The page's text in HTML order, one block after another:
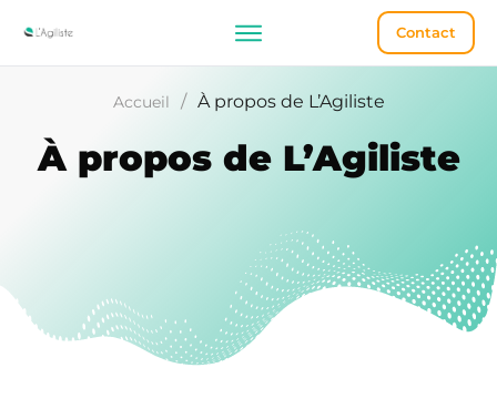
Contact
Accueil / À propos de L’Agiliste
À propos de L’Agiliste